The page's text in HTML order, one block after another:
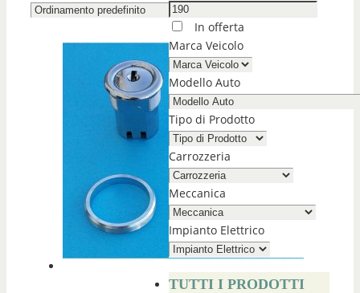
In offerta
Marca Veicolo
Modello Auto
Tipo di Prodotto
Carrozzeria
Meccanica
Impianto Elettrico
TUTTI I PRODOTTI